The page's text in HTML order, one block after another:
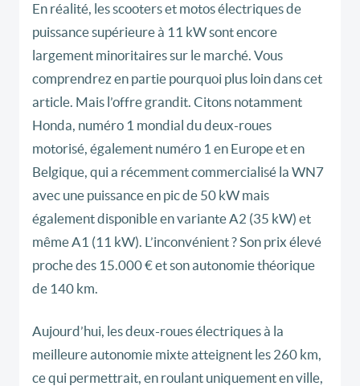
En réalité, les scooters et motos électriques de
puissance supérieure à 11 kW sont encore
largement minoritaires sur le marché. Vous
comprendrez en partie pourquoi plus loin dans cet
article. Mais l’offre grandit. Citons notamment
Honda, numéro 1 mondial du deux-roues
motorisé, également numéro 1 en Europe et en
Belgique, qui a récemment commercialisé la WN7
avec une puissance en pic de 50 kW mais
également disponible en variante A2 (35 kW) et
même A1 (11 kW). L’inconvénient ? Son prix élevé
proche des 15.000 € et son autonomie théorique
de 140 km.
Aujourd’hui, les deux-roues électriques à la
meilleure autonomie mixte atteignent les 260 km,
ce qui permettrait, en roulant uniquement en ville,